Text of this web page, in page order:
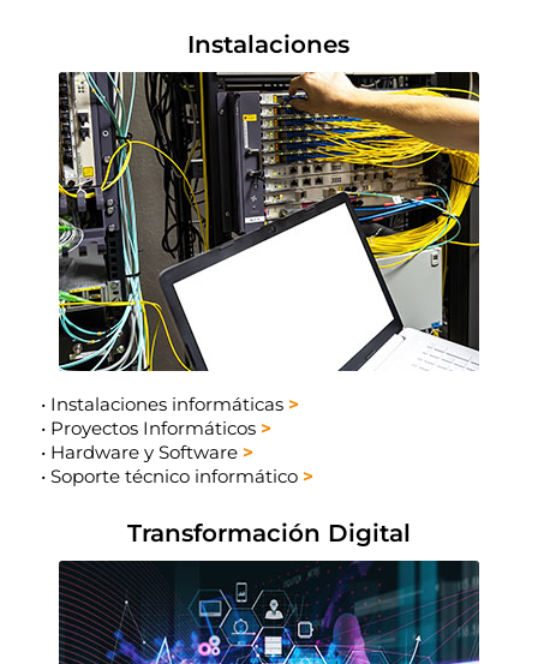
Instalaciones
• Instalaciones informáticas >
• Proyectos Informáticos >
• Hardware y Software >
• Soporte técnico informático >
Transformación Digital